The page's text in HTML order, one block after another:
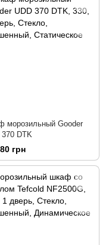
морозильный Gooder
370 DTK
грн